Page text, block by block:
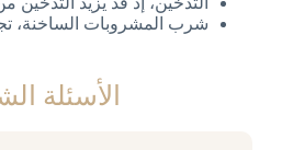
شرب المشروبات الساخنة،
الأسئلة